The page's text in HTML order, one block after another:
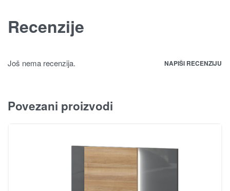
Recenzije
Još nema recenzija. NAPIŠI RECENZIJU
Povezani proizvodi